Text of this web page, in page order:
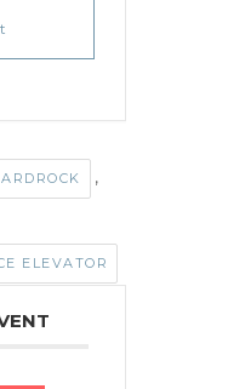
,
ELEVATOR